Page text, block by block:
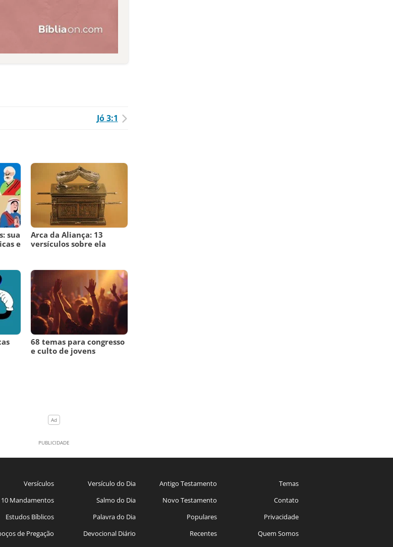
Jó 3:1
sua
e
Arca da Aliança: 13
versículos sobre ela
68 temas para congresso
e culto de jovens
Versículos
10 Mandamentos
Estudos Bíblicos
de Pregação
Versículo do Dia
Salmo do Dia
Palavra do Dia
Devocional Diário
Antigo Testamento
Novo Testamento
Populares
Recentes
Temas
Contato
Privacidade
Quem Somos